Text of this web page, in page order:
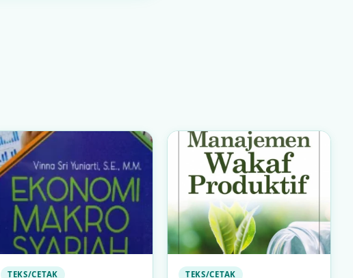
TEKS/CETAK TEKS/CETAK